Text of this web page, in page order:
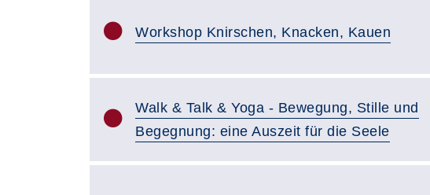
Workshop Knirschen, Knacken, Kauen
Walk & Talk & Yoga - Bewegung, Stille und
Begegnung: eine Auszeit für die Seele